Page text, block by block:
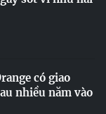
có giao
nhiều năm vào